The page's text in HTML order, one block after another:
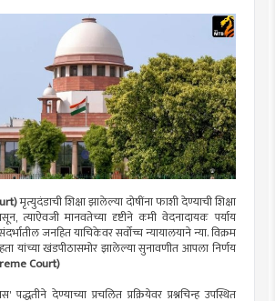
मृत्युदंडाची शिक्षा झालेल्या दोषींना फाशी देण्याची शिक्षा
त्याऐवजी मानवतेच्या दृष्टीने कमी वेदनादायक पर्याय
जनहित याचिकेवर सर्वोच्च न्यायालयाने न्या. विक्रम
यांच्या खंडपीठासमोर झालेल्या सुनावणीत आपला निर्णय
Court)
देण्याच्या प्रचलित प्रक्रियेवर प्रश्नचिन्ह उपस्थित